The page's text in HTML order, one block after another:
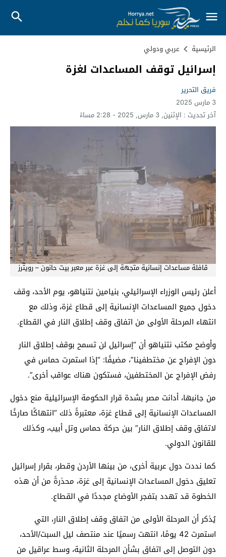
الرئيسية عربي ودولي
إسرائيل توقف المساعدات لغزة
فريق التحرير
3 مارس 2025
آخر تحديث : الإثنين, 3 مارس, 2025 - 2:28 مساءً
قافلة مساعدات إنسانية متجهة إلى غزة عبر معبر بيت حانون – رويترز
أعلن رئيس الوزراء الإسرائيلي، بنيامين نتنياهو، يوم الأحد، وقف
دخول جميع المساعدات الإنسانية إلى قطاع غزة، وذلك مع
انتهاء المرحلة الأولى من اتفاق وقف إطلاق النار في القطاع.
وأوضح مكتب نتنياهو أن “إسرائيل لن تسمح بوقف إطلاق النار
دون الإفراج عن مختطفينا”، مضيفًا: “إذا استمرت حماس في
رفض الإفراج عن المختطفين، فستكون هناك عواقب أخرى”.
من جانبها، أدانت مصر بشدة قرار الحكومة الإسرائيلية منع دخول
المساعدات الإنسانية إلى قطاع غزة، معتبرةً ذلك “انتهاكًا صارخًا
لاتفاق وقف إطلاق النار” بين حركة حماس وتل أبيب، وكذلك
للقانون الدولي.
كما نددت دول عربية أخرى، من بينها الأردن وقطر، بقرار إسرائيل
تعليق دخول المساعدات الإنسانية إلى غزة، محذرةً من أن هذه
الخطوة قد تهدد بتفجر الأوضاع مجددًا في القطاع.
يُذكر أن المرحلة الأولى من اتفاق وقف إطلاق النار، التي
استمرت 42 يومًا، انتهت رسميًا عند منتصف ليل السبت/الأحد،
دون التوصل إلى اتفاق بشأن المرحلة الثانية، وسط عراقيل من